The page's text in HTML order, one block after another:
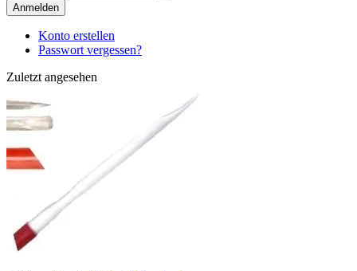
Anmelden
Konto erstellen
Passwort vergessen?
Zuletzt angesehen